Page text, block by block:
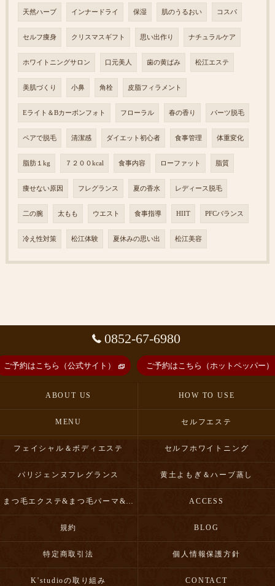
天然ハーブ インナードライ 保湿 肌のうるおい コスパ
セルフ痩身 クリスマスギフト 思い出作り ナチュラルケア
ホワイトニングサロン 口元美人 歯の黄ばみ 松江エステ
美肌づくり 小鼻 角栓 皮脂フィラメント
Eライト＆Bカーボンフォト フローラル 春の香り パーツ脱毛
ペアで脱毛 清潔感 ダイエット初心者 食事管理 体重変化
脂肪１kg ７２００kcal 食事内容 ローファット 脂質
痩せない原因 フレグランス 夏の香水 レディース脱毛
二の腕 太もも ウエスト 食事指導 HIIT PFCバランス
冷え性対策 松江体験 夏休みの思い出 松江美容
0852-67-6980
ご予約はこちら（公式サイト） ご予約はこちら（ホットペッパー）
ABOUT US HOW TO USE
MENU セルフエステ
フェイシャル＆ボディエステ セルフホワイトニング
パリジェンヌフレグランス 黄土よもぎ＆ハーブ蒸し
まつ毛エクステ&まつ毛パーマ&眉毛スタイリング ACCESS
規約 BLOG
特定商取引法 個人情報保護方針
K'studioの取り組み CONTACT